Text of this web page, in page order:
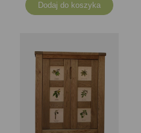
Dodaj do koszyka